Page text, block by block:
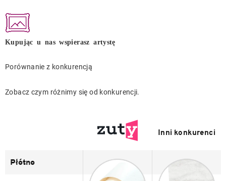
Kupując u nas wspierasz artystę
Porównanie z konkurencją
Zobacz czym różnimy się od konkurencji.
Płótno
Inni konkurenci